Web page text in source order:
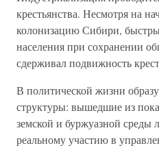
крестьянства. Несмотря на
колонизацию Сибири,
населения при сохранении
сдерживал подвижность
В политической жизни
структуры: вышедшие из
земской и буржуазной среды
реальному участию в